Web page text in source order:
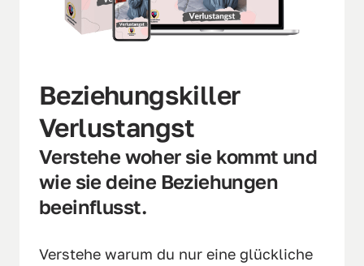
Beziehungskiller
Verlustangst
Verstehe woher sie kommt und
wie sie deine Beziehungen
beeinflusst.
Verstehe warum du nur eine glückliche